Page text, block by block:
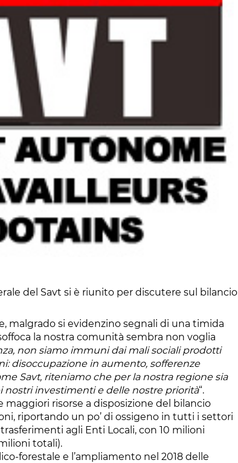
del Savt si è riunito per discutere sul bilancio
malgrado si evidenzino segnali di una timida
la nostra comunità sembra non voglia
non siamo immuni dai mali sociali prodotti
disoccupazione in aumento, sofferenze
Savt, riteniamo che per la nostra regione sia
investimenti e delle nostre priorità“.
risorse a disposizione del bilancio
riportando un po’ di ossigeno in tutti i settori
agli Enti Locali, con 10 milioni
totali).
forestale e l’ampliamento nel 2018 delle